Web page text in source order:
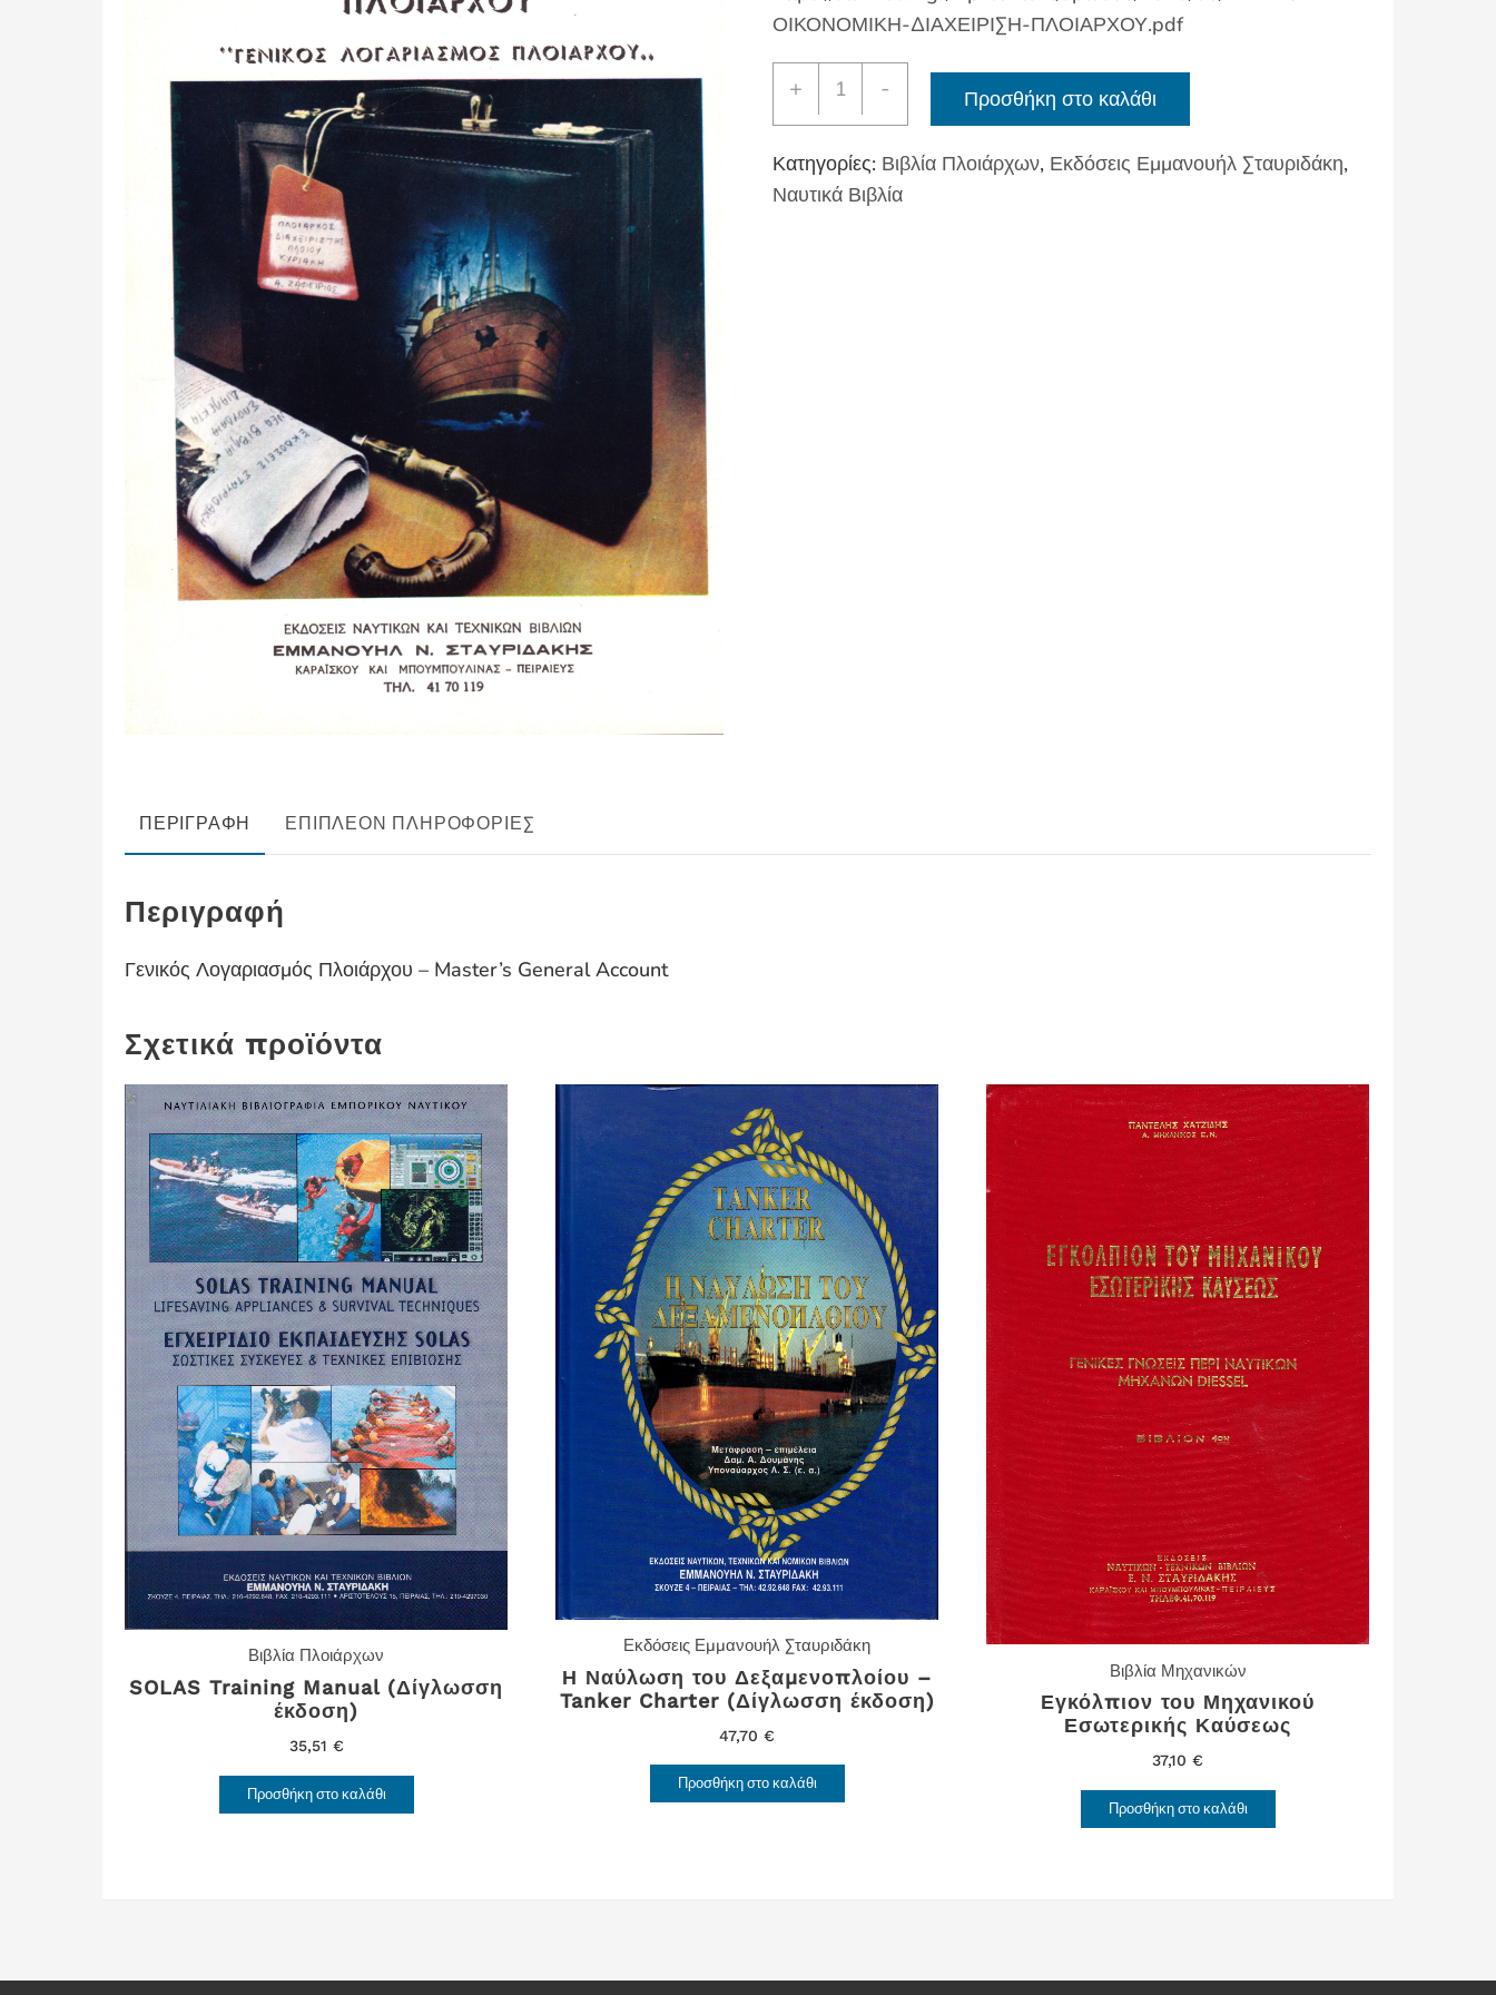
ΟΙΚΟΝΟΜΙΚΗ-ΔΙΑΧΕΙΡΙΣΗ-ΠΛΟΙΑΡΧΟΥ.pdf
+
Οικονομική
Διαχείριση
ποσότητα
- Προσθήκη στο καλάθι
Κατηγορίες: Βιβλία Πλοιάρχων, Εκδόσεις Εμμανουήλ Σταυριδάκη,
Ναυτικά Βιβλία
ΠΕΡΙΓΡΑΦΉ ΕΠΙΠΛΈΟΝ ΠΛΗΡΟΦΟΡΊΕΣ
Περιγραφή
Γενικός Λογαριασμός Πλοιάρχου – Master’s General Account
Σχετικά προϊόντα
Βιβλία Πλοιάρχων
SOLAS Training Manual (Δίγλωσση
έκδοση)
35,51 €
Προσθήκη στο καλάθι
Εκδόσεις Εμμανουήλ Σταυριδάκη
Η Ναύλωση του Δεξαμενοπλοίου –
Tanker Charter (Δίγλωσση έκδοση)
47,70€
Προσθήκη στο καλάθι
Βιβλία Μηχανικών
Εγκόλπιον του Μηχανικού
Εσωτερικής Καύσεως
37,10€
Προσθήκη στο καλάθι